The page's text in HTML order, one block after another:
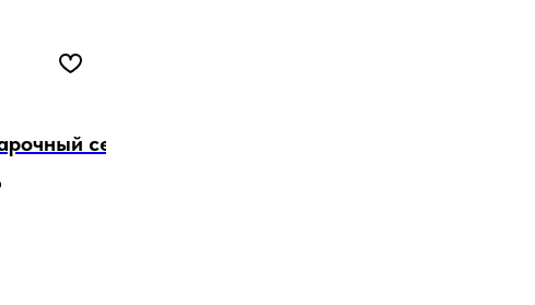
сертификат